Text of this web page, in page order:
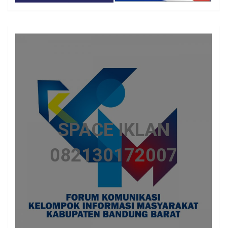
SPACE IKLAN
082130172007